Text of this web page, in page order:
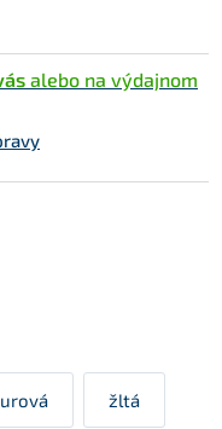
alebo na výdajnom
žltá